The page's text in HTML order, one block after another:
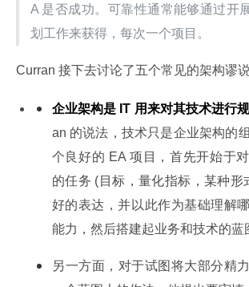
A 是否成功。可靠性通常能够通过开
划工作来获得，每次一个项目。
Curran 接下去讨论了五个常见的架构谬说
企业架构是 IT 用来对其技术进行规
an 的说法，技术只是企业架构的
个良好的 EA 项目，首先开始于
的任务 (目标，量化指标，某种形
好的表达，并以此作为基础理解
能力，然后搭建起业务和技术的蓝
另一方面，对于试图将大部分精